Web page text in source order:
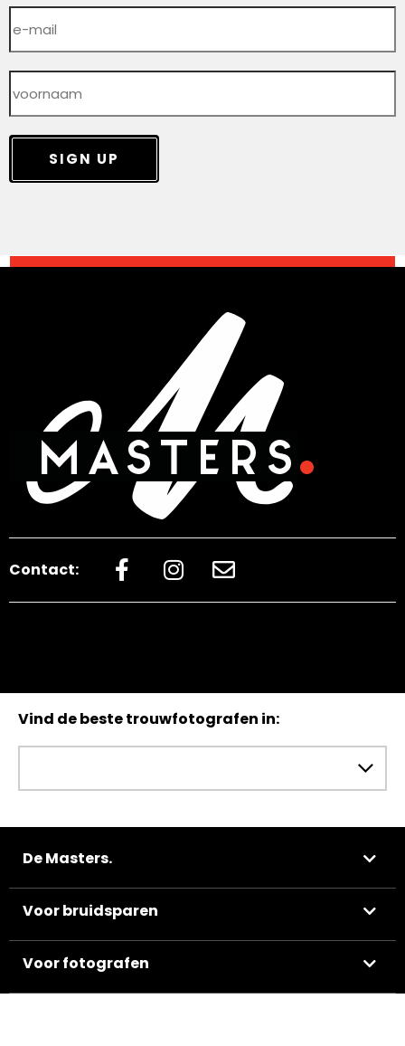
SIGN UP
Contact:
Vind de beste trouwfotografen in:
De Masters.
Voor bruidsparen
Voor fotografen